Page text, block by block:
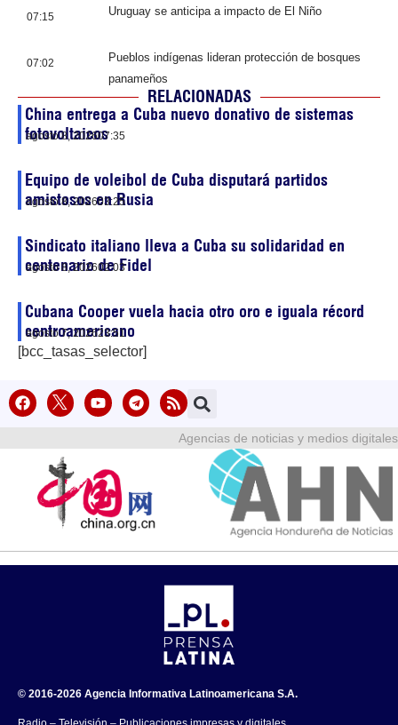
07:15 Uruguay se anticipa a impacto de El Niño
07:02
Pueblos indígenas lideran protección de bosques
panameños
RELACIONADAS
China entrega a Cuba nuevo donativo de sistemas
fotovoltaicos
agosto 8, 202607:35
Equipo de voleibol de Cuba disputará partidos
amistosos en Rusia
agosto 8, 202603:25
Sindicato italiano lleva a Cuba su solidaridad en
centenario de Fidel
agosto 8, 202602:03
Cubana Cooper vuela hacia otro oro e iguala récord
centroamericano
agosto 7, 202623:51
[bcc_tasas_selector]
Agencias de noticias y medios digitales
© 2016-2026 Agencia Informativa Latinoamericana S.A.